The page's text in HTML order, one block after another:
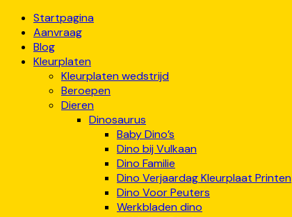
Startpagina
Aanvraag
Blog
Kleurplaten
Kleurplaten wedstrijd
Beroepen
Dieren
Dinosaurus
Baby Dino’s
Dino bij Vulkaan
Dino Familie
Dino Verjaardag Kleurplaat Printen
Dino Voor Peuters
Werkbladen dino